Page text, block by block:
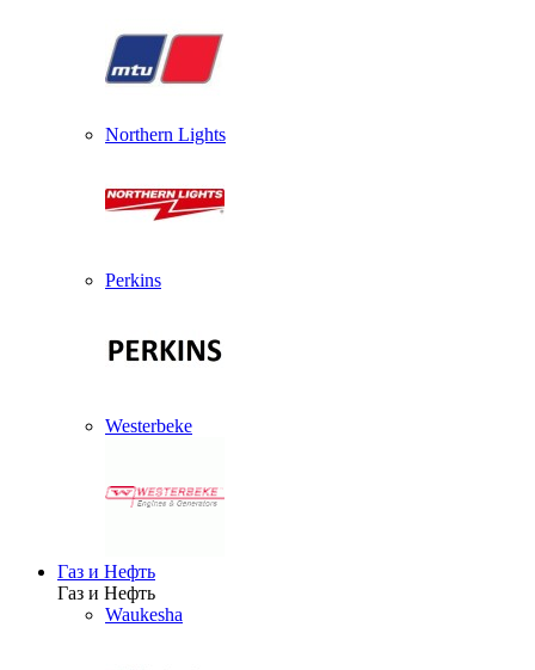
Northern Lights
Perkins
Westerbeke
Газ и Нефть
Газ и Нефть
Waukesha